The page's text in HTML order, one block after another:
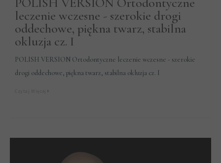
leczenie wczesne - szerokie drogi
oddechowe, piękna twarz, stabilna
okluzja cz. I
POLISH VERSION Ortodontyczne leczenie wczesne - szerokie
drogi oddechowe, piękna twarz, stabilna okluzja cz. I